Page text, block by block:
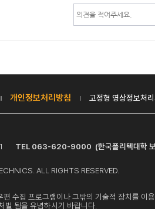
개인정보처리방침 고정형 영상정보처
31 TEL 063-620-9000 (한국폴리텍대학
ALL RIGHTS RESERVED.
수집 프로그램이나 그밖의 기술적 장치를 이
벌 됨을 유념하시기 바랍니다.